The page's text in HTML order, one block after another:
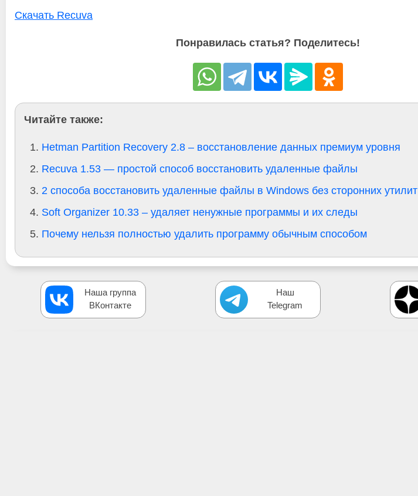
Скачать Recuva
Понравилась статья? Поделитесь!
Читайте также:
Hetman Partition Recovery 2.8 – восстановление данных премиум уровня
Recuva 1.53 — простой способ восстановить удаленные файлы
2 способа восстановить удаленные файлы в Windows без сторонних утилит
Soft Organizer 10.33 – удаляет ненужные программы и их следы
Почему нельзя полностью удалить программу обычным способом
Наша группа
ВКонтакте
Наш
Telegram